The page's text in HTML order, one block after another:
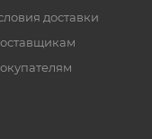
доставки